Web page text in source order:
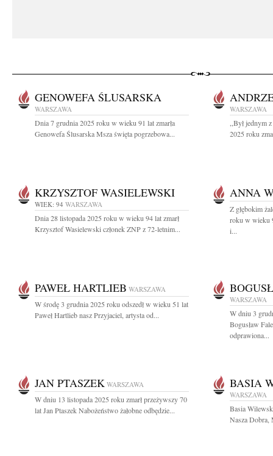
GENOWEFA ŚLUSARSKA
WARSZAWA
Dnia 7 grudnia 2025 roku w wieku 91 lat zmarła
Genowefa Ślusarska Msza święta pogrzebowa...
WARSZAWA
,,Był jednym
2025 roku
KRZYSZTOF WASIELEWSKI
WIEK: 94 WARSZAWA
Dnia 28 listopada 2025 roku w wieku 94 lat zmarł
Krzysztof Wasielewski członek ZNP z 72-letnim...
ANNA
Z głębokim
roku w wieku
i...
PAWEŁ HARTLIEB WARSZAWA
W środę 3 grudnia 2025 roku odszedł w wieku 51 lat
Paweł Hartlieb nasz Przyjaciel, artysta od...
WARSZAWA
W dniu 3
Bogusław
odprawiona...
JAN PTASZEK WARSZAWA
W dniu 13 listopada 2025 roku zmarł przeżywszy 70
lat Jan Ptaszek Nabożeństwo żałobne odbędzie...
BASIA
WARSZAWA
Basia
Nasza Dobra,